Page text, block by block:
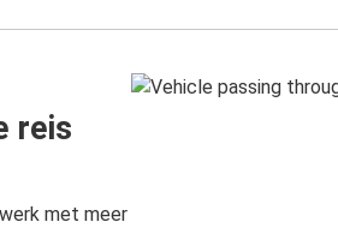
reis
met meer